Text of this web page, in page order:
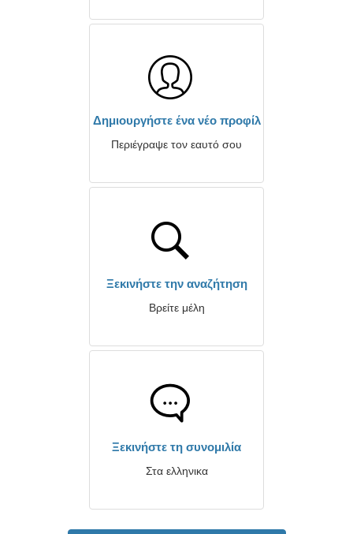
Δημιουργήστε ένα νέο προφίλ
Περιέγραψε τον εαυτό σου
Ξεκινήστε την αναζήτηση
Βρείτε μέλη
Ξεκινήστε τη συνομιλία
Στα ελληνικα